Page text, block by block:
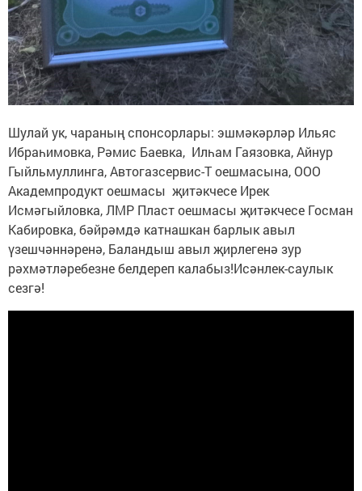
Шулай ук, чараның спонсорлары: эшмәкәрләр Ильяс
Ибраһимовка, Рәмис Баевка, Илһам Гаязовка, Айнур
Гыйльмуллинга, Автогазсервис-Т оешмасына, ООО
Академпродукт оешмасы җитәкчесе Ирек
Исмәгыйловка, ЛМР Пласт оешмасы җитәкчесе Госман
Кабировка, бәйрәмдә катнашкан барлык авыл
үзешчәннәренә, Баландыш авыл җирлегенә зур
рәхмәтләребезне белдереп калабыз!Исәнлек-саулык
сезгә!